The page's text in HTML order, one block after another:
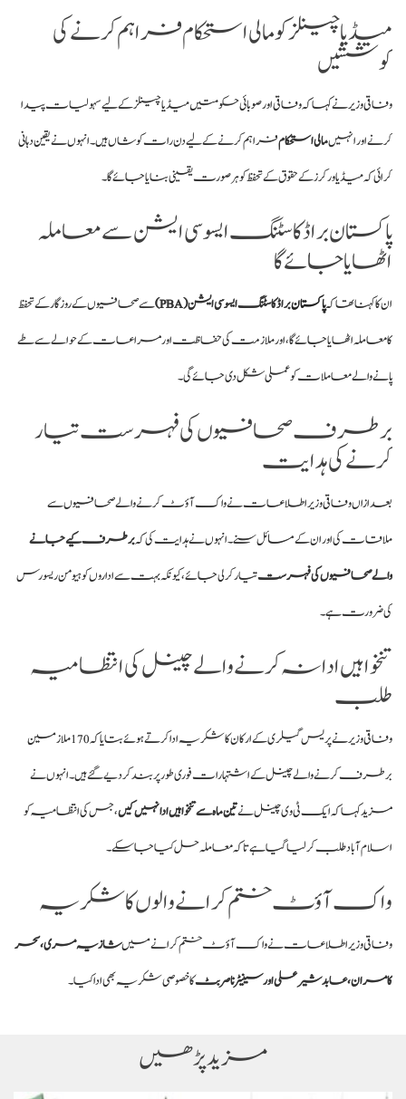
میڈیا چینلز کو مالی استحکام فراہم کرنے کی
کوششیں
وفاقی وزیر نے کہا کہ وفاقی اور صوبائی حکومتیں میڈیا چینلز کے لیے سہولیات پیدا
کرنے اور انہیںمالی استحکامفراہم کرنے کے لیے دن رات کوشاں ہیں۔ انہوں نے یقین دہانی
کرائی کہ میڈیا ورکرز کے حقوق کے تحفظ کو ہر صورت یقینی بنایا جائے گا۔
پاکستان براڈکاسٹنگ ایسوسی ایشن سے معاملہ
اٹھایا جائے گا
ان کا کہنا تھا کہپاکستانبراڈکاسٹنگ ایسوسی ایشن (PBA)
سے صحافیوں کے روزگار کے تحفظ
کا معاملہ اٹھایا جائے گا، اور ملازمت کی حفاظت اور مراعات کے حوالے سے طے
پانے والے معاملات کو عملی شکل دی جائے گی۔
برطرف صحافیوں کی فہرست تیار
کرنے کی ہدایت
بعد ازاں وفاقی وزیر اطلاعات نے واک آؤٹ کرنے والے صحافیوں سے
ملاقات کی اور ان کے مسائل سنے۔ انہوں نے ہدایت کی کہبرطرف کیے جانے
والے صحافیوں کی فہرستتیار کر لی جائے، کیونکہ بہت سے اداروں کو ہیومن ریسورس
کی ضرورت ہے۔
تنخواہیں ادا نہ کرنے والے چینل کی انتظامیہ
طلب
وفاقی وزیر نے پریس گیلری کے ارکان کا شکریہ ادا کرتے ہوئے بتایا کہ 170 ملازمین
برطرف کرنے والے چینل کے اشتہارات فوری طور پر بند کر دیے گئے ہیں۔ انہوں نے
مزید کہا کہ ایک ٹی وی چینل نےتین ماہ سے تنخواہیں ادا نہیں کیں، جس کی انتظامیہ کو
اسلام آباد طلب کر لیا گیا ہے تاکہ معاملہ حل کیا جا سکے۔
واک آؤٹ ختم کرانے والوں کا شکریہ
وفاقی وزیر اطلاعات نے واک آؤٹ ختم کرانے میںشازیہ مری، سحر
کامران، عابد شیر علی اور سینیٹر ناصر بٹکا خصوصی شکریہ بھی ادا کیا۔
مزید پڑھیں